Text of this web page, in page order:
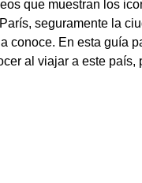
que muestran los
seguramente la
conoce. En esta guía
al viajar a este país,